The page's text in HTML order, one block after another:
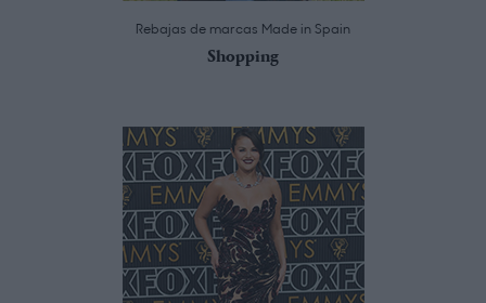
Rebajas de marcas Made in Spain
Shopping